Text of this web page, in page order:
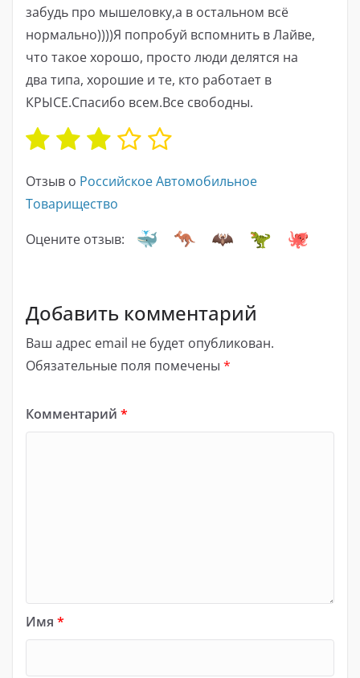
забудь про мышеловку,а в остальном всё
нормально))))Я попробуй вспомнить в Лайве,
что такое хорошо, просто люди делятся на
два типа, хорошие и те, кто работает в
КРЫСЕ.Спасибо всем.Все свободны.
Отзыв о Российское Автомобильное
Товарищество
Оцените отзыв:
Добавить комментарий
Ваш адрес email не будет опубликован.
Обязательные поля помечены *
Комментарий *
Имя *